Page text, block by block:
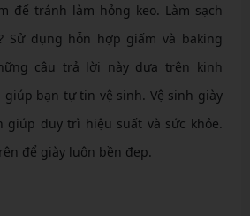
để tránh làm hỏng keo. Làm sạch
Sử dụng hỗn hợp giấm và baking
câu trả lời này dựa trên kinh
giúp bạn tự tin vệ sinh. Vệ sinh giày
giúp duy trì hiệu suất và sức khỏe.
để giày luôn bền đẹp.